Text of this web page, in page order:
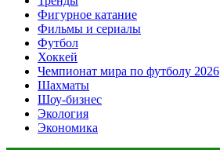
Фигурное катание
Фильмы и сериалы
Футбол
Хоккей
Чемпионат мира по футболу 2026
Шахматы
Шоу-бизнес
Экология
Экономика